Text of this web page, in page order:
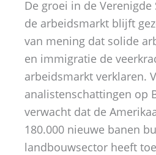
De groei in de Verenigde
de arbeidsmarkt blijft
van mening dat solide
en immigratie de
arbeidsmarkt verklaren.
analistenschattingen op
verwacht dat de
180.000 nieuwe banen
landbouwsector heeft